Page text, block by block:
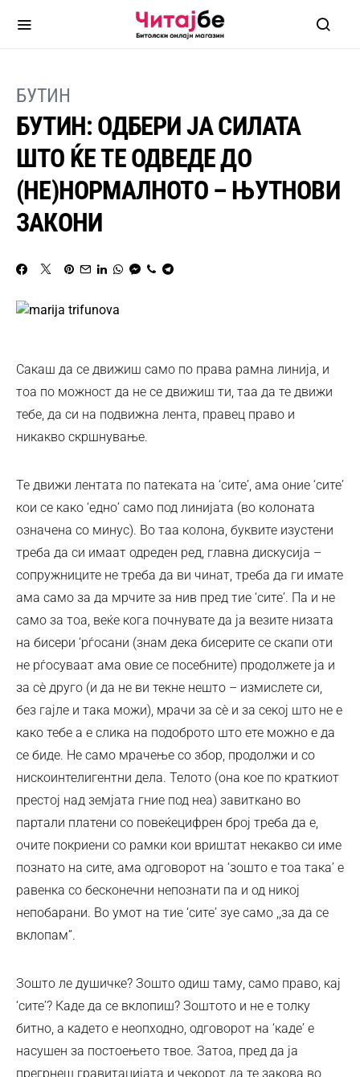
БУТИН
БУТИН: ОДБЕРИ ЈА СИЛАТА
ШТО ЌЕ ТЕ ОДВЕДЕ ДО
(НЕ)НОРМАЛНОТО – ЊУТНОВИ
ЗАКОНИ
Сакаш да се движиш само по права рамна линија, и
тоа по можност да не се движиш ти, таа да те движи
тебе, да си на подвижна лента, правец право и
никакво скршнување.
Те движи лентата по патеката на ‘сите’, ама оние ‘сите’
кои се како ‘едно’ само под линијата (во колоната
означена со минус). Во таа колона, буквите изустени
треба да си имаат одреден ред, главна дискусија –
сопружниците не треба да ви чинат, треба да ги имате
ама само за да мрчите за нив пред тие ‘сите’. Па и не
само за тоа, веќе кога почнувате да ја везите низата
на бисери ‘рѓосани (знам дека бисерите се скапи оти
не рѓосуваат ама овие се посебните) продолжете ја и
за сѐ друго (и да не ви текне нешто – измислете си,
без гајле и така можи), мрачи за сѐ и за секој што не е
како тебе а е слика на подоброто што ете можно е да
се биде. Не само мрачење со збор, продолжи и со
нискоинтелигентни дела. Телото (она кое по краткиот
престој над земјата гние под неа) завиткано во
партали платени со повеќецифрен број треба да е,
очите покриени со рамки кои вриштат некакво си име
познато на сите, ама одговорот на ‘зошто е тоа така’ е
равенка со бесконечни непознати па и од никој
непобарани. Во умот на тие ‘сите’ зуе само ,,за да се
вклопам”.
Зошто ле душичке? Зошто одиш таму, само право, кај
‘сите’? Каде да се вклопиш? Зоштото и не е толку
битно, а кадето е неопходно, одговорот на ‘каде’ е
насушен за постоењето твое. Затоа, пред да ја
прегрнеш гравитацијата и чекорот да те закова во